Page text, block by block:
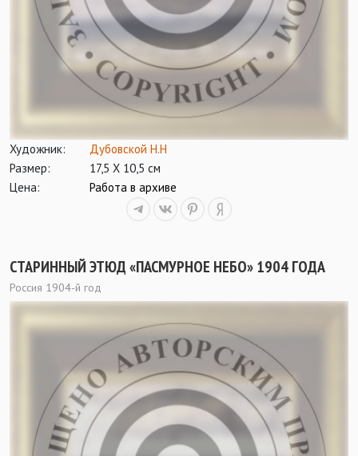
Художник:
Дубовской Н.Н
Размер:
17,5 Х 10,5 см
Цена:
Работа в архиве
СТАРИННЫЙ ЭТЮД «ПАСМУРНОЕ НЕБО» 1904 ГОДА
Россия 1904-й год